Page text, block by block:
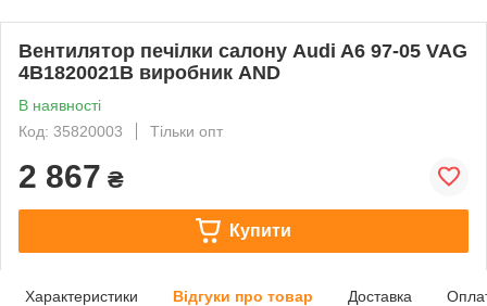
Вентилятор печілки салону Audi A6 97-05 VAG
4B1820021B виробник AND
В наявності
Код: 35820003
Тільки опт
2 867 ₴
Купити
Характеристики Відгуки про товар Доставка